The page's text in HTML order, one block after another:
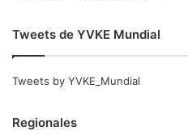
Tweets de YVKE Mundial
Tweets by YVKE_Mundial
Regionales